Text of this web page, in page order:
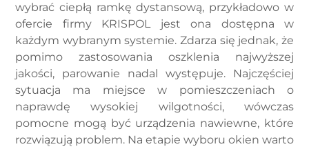
wybrać ciepłą ramkę dystansową, przykładowo w
ofercie firmy KRISPOL jest ona dostępna w
każdym wybranym systemie. Zdarza się jednak, że
pomimo zastosowania oszklenia najwyższej
jakości, parowanie nadal występuje. Najczęściej
sytuacja ma miejsce w pomieszczeniach o
naprawdę wysokiej wilgotności, wówczas
pomocne mogą być urządzenia nawiewne, które
rozwiązują problem. Na etapie wyboru okien warto